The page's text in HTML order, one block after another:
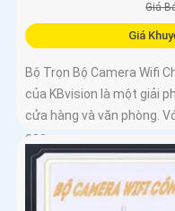
Giá
Giá
Bộ Trọn Bộ Camera Wifi
của KBvision là một giải
cửa hàng và văn phòng.
cao,...